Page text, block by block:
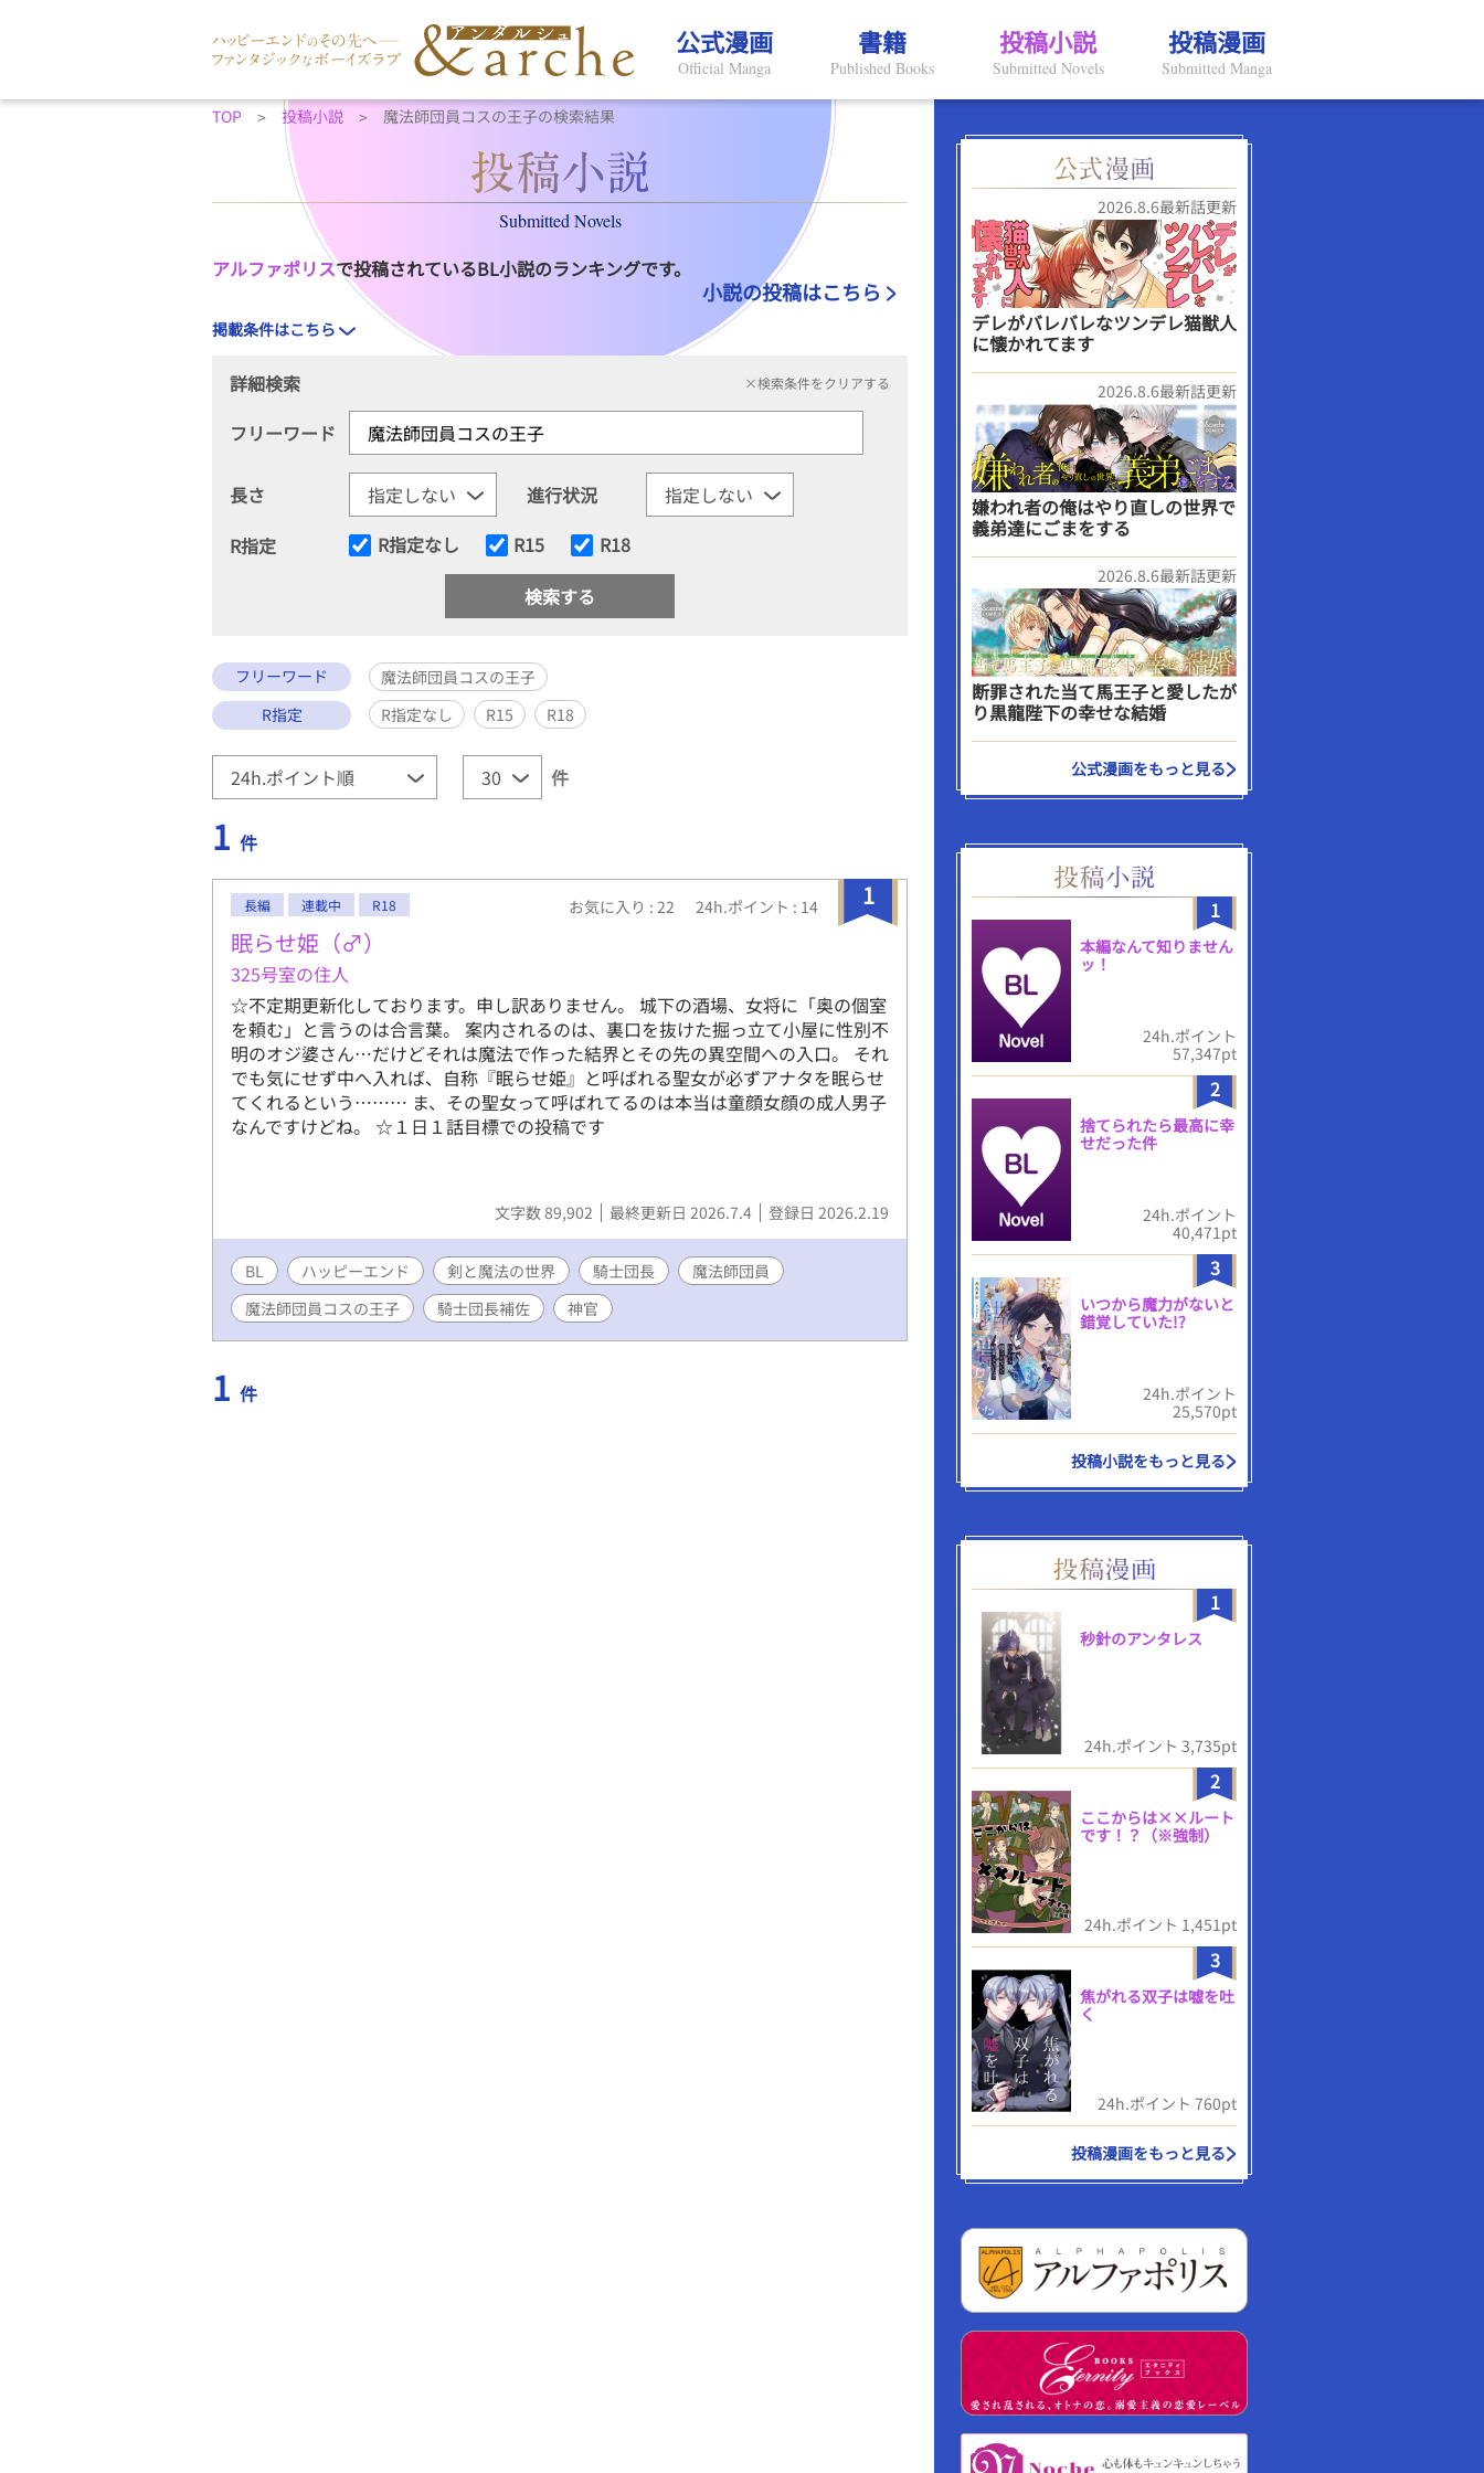
公式漫画
Official Manga
書籍
Published Books
投稿小説
Submitted Novels
投稿漫画
Submitted Manga
TOP 投稿小説 魔法師団員コスの王子の検索結果
Submitted Novels
アルファポリスで投稿されているBL小説のランキングです。
小説の投稿はこちら
掲載条件はこちら
詳細検索 ×検索条件をクリアする
フリーワード
長さ
進行状況
R指定
R指定なし R15 R18
フリーワード
魔法師団員コスの王子
R指定
R指定なし R15 R18
件
1 件
1
長編 連載中 R18 お気に入り : 22 24h.ポイント : 14
眠らせ姫（♂）
325号室の住人
☆不定期更新化しております。申し訳ありません。 城下の酒場、女将に「奥の個室
を頼む」と言うのは合言葉。 案内されるのは、裏口を抜けた掘っ立て小屋に性別不
明のオジ婆さん…だけどそれは魔法で作った結界とその先の異空間への入口。 それ
でも気にせず中へ入れば、自称『眠らせ姫』と呼ばれる聖女が必ずアナタを眠らせ
てくれるという……… ま、その聖女って呼ばれてるのは本当は童顔女顔の成人男子
なんですけどね。 ☆１日１話目標での投稿です
文字数 89,902 最終更新日 2026.7.4 登録日 2026.2.19
BL ハッピーエンド 剣と魔法の世界 騎士団長
魔法師団員
魔法師団員コスの王子
騎士団長補佐 神官
1 件
2026.8.6最新話更新
デレがバレバレなツンデレ猫獣人
に懐かれてます
2026.8.6最新話更新
嫌われ者の俺はやり直しの世界で
義弟達にごまをする
2026.8.6最新話更新
断罪された当て馬王子と愛したが
り黒龍陛下の幸せな結婚
公式漫画をもっと見る
1
本編なんて知りません
ッ！
24h.ポイント
57,347pt
2
捨てられたら最高に幸
せだった件
24h.ポイント
40,471pt
3
いつから魔力がないと
錯覚していた!?
24h.ポイント
25,570pt
投稿小説をもっと見る
1
秒針のアンタレス
24h.ポイント 3,735pt
2
ここからは××ルート
です！？（※強制）
24h.ポイント 1,451pt
3
焦がれる双子は嘘を吐
く
24h.ポイント 760pt
投稿漫画をもっと見る